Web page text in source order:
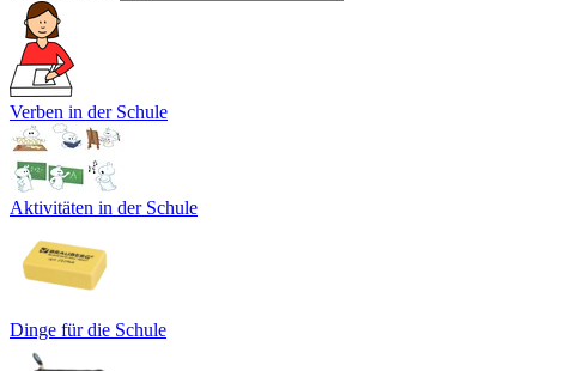
Verben in der Schule
Aktivitäten in der Schule
Dinge für die Schule